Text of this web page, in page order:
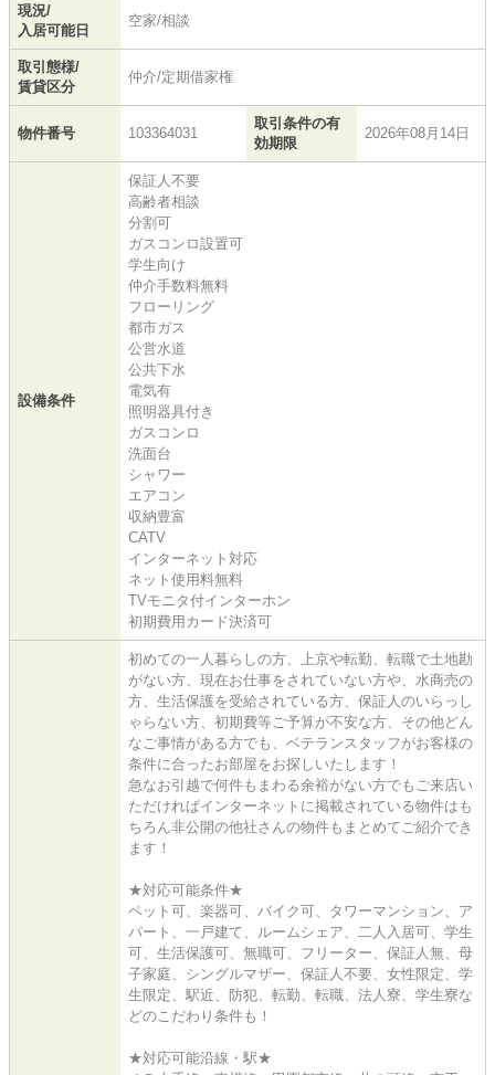
現況/
入居可能日
空家/相談
取引態様/
賃貸区分
仲介/定期借家権
物件番号 103364031
取引条件の有
効期限
2026年08月14日
設備条件
保証人不要
高齢者相談
分割可
ガスコンロ設置可
学生向け
仲介手数料無料
フローリング
都市ガス
公営水道
公共下水
電気有
照明器具付き
ガスコンロ
洗面台
シャワー
エアコン
収納豊富
CATV
インターネット対応
ネット使用料無料
TVモニタ付インターホン
初期費用カード決済可
初めての一人暮らしの方、上京や転勤、転職で土地勘
がない方、現在お仕事をされていない方や、水商売の
方、生活保護を受給されている方、保証人のいらっし
ゃらない方、初期費等ご予算が不安な方、その他どん
なご事情がある方でも、ベテランスタッフがお客様の
条件に合ったお部屋をお探しいたします！
急なお引越で何件もまわる余裕がない方でもご来店い
ただければインターネットに掲載されている物件はも
ちろん非公開の他社さんの物件もまとめてご紹介でき
ます！
★対応可能条件★
ペット可、楽器可、バイク可、タワーマンション、ア
パート、一戸建て、ルームシェア、二人入居可、学生
可、生活保護可、無職可、フリーター、保証人無、母
子家庭、シングルマザー、保証人不要、女性限定、学
生限定、駅近、防犯、転勤、転職、法人寮、学生寮な
どのこだわり条件も！
★対応可能沿線・駅★